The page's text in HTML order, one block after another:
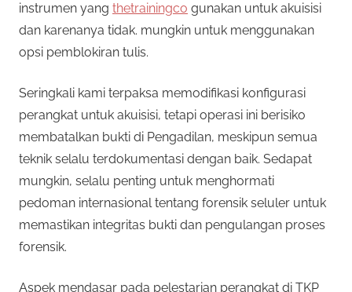
instrumen yang thetrainingco gunakan untuk akuisisi
dan karenanya tidak. mungkin untuk menggunakan
opsi pemblokiran tulis.
Seringkali kami terpaksa memodifikasi konfigurasi
perangkat untuk akuisisi, tetapi operasi ini berisiko
membatalkan bukti di Pengadilan, meskipun semua
teknik selalu terdokumentasi dengan baik. Sedapat
mungkin, selalu penting untuk menghormati
pedoman internasional tentang forensik seluler untuk
memastikan integritas bukti dan pengulangan proses
forensik.
Aspek mendasar pada pelestarian perangkat di TKP